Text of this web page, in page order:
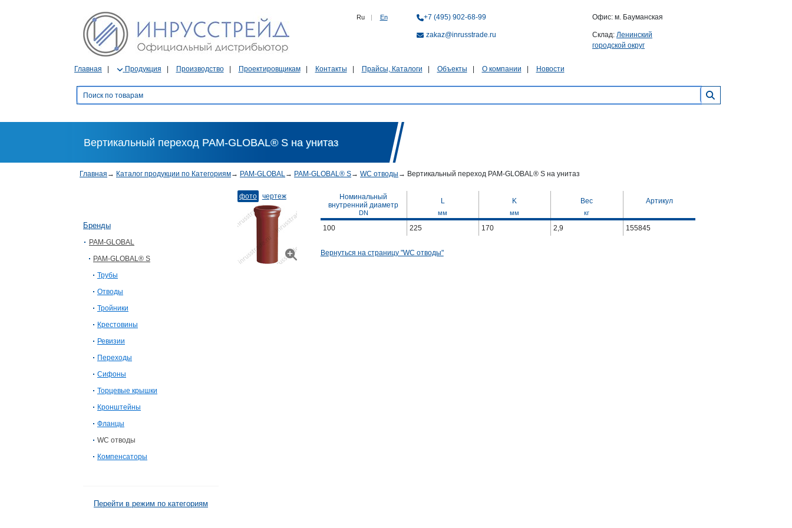
Ru | En +7 (495) 902-68-99
zakaz@inrusstrade.ru
Офис: м. Бауманская
Склад: Ленинский
городской округ
Главная Продукция Производство Проектировщикам Контакты Прайсы, Каталоги Объекты О компании Новости
Вертикальный переход PAM-GLOBAL® S на унитаз
Главная → Каталог продукции по Категориям→ PAM-GLOBAL→ PAM-GLOBAL® S→ WC отводы → Вертикальный переход PAM-GLOBAL® S на унитаз
Бренды
PAM-GLOBAL
PAM-GLOBAL® S
Трубы
Отводы
Тройники
Крестовины
Ревизии
Переходы
Сифоны
Торцевые крышки
Кронштейны
Фланцы
WC отводы
Компенсаторы
Перейти в режим по категориям
фото чертеж
Номинальный
внутренний диаметр
L K Вес Артикул
DN мм мм кг
100 225 170 2,9 155845
Вернуться на страницу "WC отводы"